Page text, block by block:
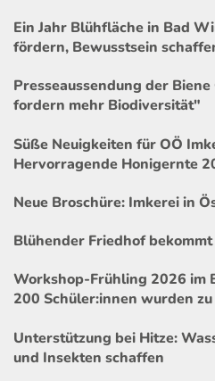
Ein Jahr Blühfläche in Bad
fördern, Bewusstsein
Presseaussendung der
fordern mehr Biodiversität"
Süße Neuigkeiten für OÖ
Hervorragende Honigernte
Neue Broschüre: Imkerei in
Blühender Friedhof
Workshop-Frühling 2026 im
200 Schüler:innen wurden
Unterstützung bei Hitze:
und Insekten schaffen